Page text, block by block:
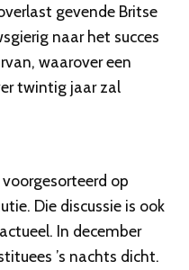
gevende Britse
naar het succes
waarover een
twintig jaar zal
op
Die discussie is ook
In december
’s nachts dicht.